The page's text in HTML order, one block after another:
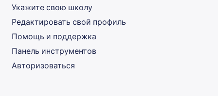
Укажите свою школу
Редактировать свой профиль
Помощь и поддержка
Панель инструментов
Авторизоваться